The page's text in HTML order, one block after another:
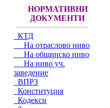
НОРМАТИВНИ
ДОКУМЕНТИ
КТД
На отраслово ниво
На общинско ниво
На ниво уч.
заведение
ВПРЗ
Конституция
Кодекси